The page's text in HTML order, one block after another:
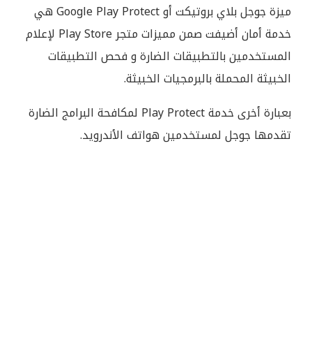
ميزة جوجل بلاي بروتيكت أو Google Play Protect هي
خدمة أمان أضيفت صمن مميزات متجر Play Store لإعلام
المستخدمين بالتطبيقات الضارة و فحص التطبيقات
الخبيثة المحملة بالبرمجيات الخبيثة.
بعبارة أخرى خدمة Play Protect لمكافحة البرامج الضارة
تقدمها جوجل لمستخدمين هواتف الأندرويد.